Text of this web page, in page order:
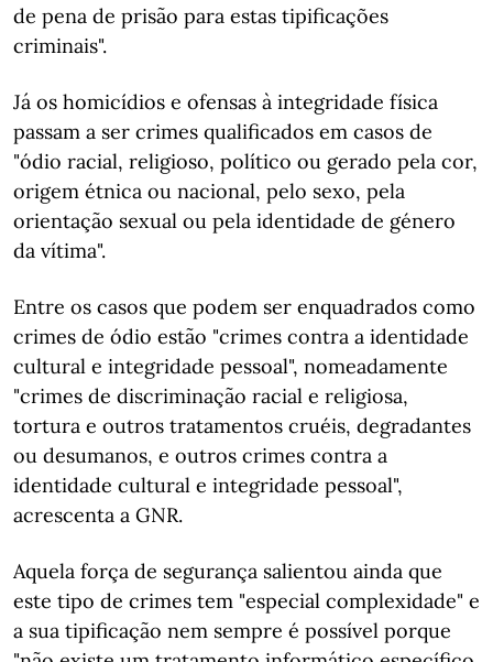
de pena de prisão para estas tipificações
criminais".
Já os homicídios e ofensas à integridade física
passam a ser crimes qualificados em casos de
"ódio racial, religioso, político ou gerado pela cor,
origem étnica ou nacional, pelo sexo, pela
orientação sexual ou pela identidade de género
da vítima".
Entre os casos que podem ser enquadrados como
crimes de ódio estão "crimes contra a identidade
cultural e integridade pessoal", nomeadamente
"crimes de discriminação racial e religiosa,
tortura e outros tratamentos cruéis, degradantes
ou desumanos, e outros crimes contra a
identidade cultural e integridade pessoal",
acrescenta a GNR.
Aquela força de segurança salientou ainda que
este tipo de crimes tem "especial complexidade" e
a sua tipificação nem sempre é possível porque